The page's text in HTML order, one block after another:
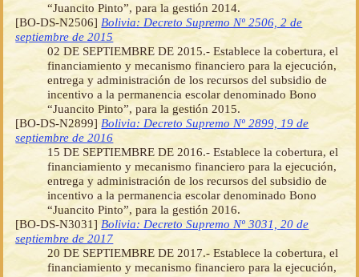
“Juancito Pinto”, para la gestión 2014.
[BO-DS-N2506] Bolivia: Decreto Supremo Nº 2506, 2 de
septiembre de 2015
02 DE SEPTIEMBRE DE 2015.- Establece la cobertura, el
financiamiento y mecanismo financiero para la ejecución,
entrega y administración de los recursos del subsidio de
incentivo a la permanencia escolar denominado Bono
“Juancito Pinto”, para la gestión 2015.
[BO-DS-N2899] Bolivia: Decreto Supremo Nº 2899, 19 de
septiembre de 2016
15 DE SEPTIEMBRE DE 2016.- Establece la cobertura, el
financiamiento y mecanismo financiero para la ejecución,
entrega y administración de los recursos del subsidio de
incentivo a la permanencia escolar denominado Bono
“Juancito Pinto”, para la gestión 2016.
[BO-DS-N3031] Bolivia: Decreto Supremo Nº 3031, 20 de
septiembre de 2017
20 DE SEPTIEMBRE DE 2017.- Establece la cobertura, el
financiamiento y mecanismo financiero para la ejecución,